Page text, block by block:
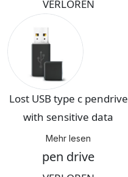
VERLOREN
Lost USB type c pendrive
with sensitive data
Mehr lesen
pen drive